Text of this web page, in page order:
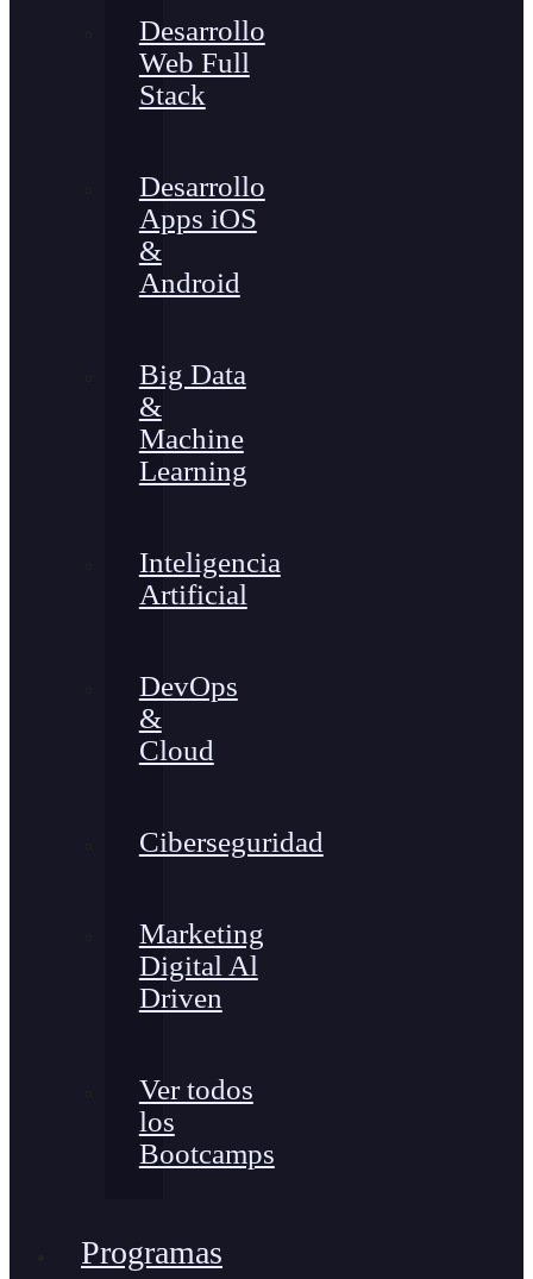
Desarrollo
Web Full
Stack
Desarrollo
Apps iOS
&
Android
Big Data
&
Machine
Learning
Inteligencia
Artificial
DevOps
&
Cloud
Ciberseguridad
Marketing
Digital Al
Driven
Ver todos
los
Bootcamps
Programas